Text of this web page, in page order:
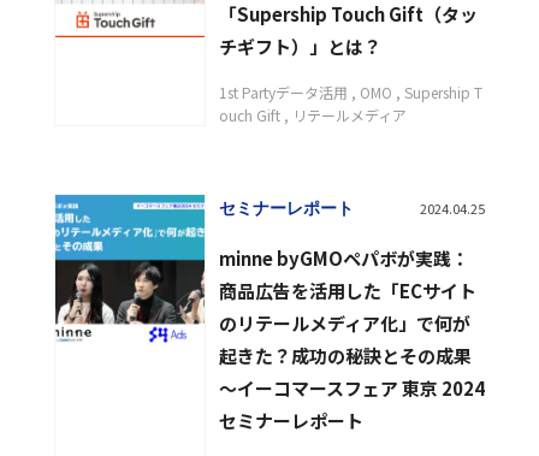
「Supership Touch Gift（タッ
チギフト）」とは？
1st Partyデータ活用 OMO
Supership T
ouch Gift
リテールメディア
セミナーレポート 2024.04.25
minne byGMOペパボが実践：
商品広告を活用した「ECサイト
のリテールメディア化」で何が
起きた？成功の秘訣とその成果
〜イーコマースフェア 東京 2024
セミナーレポート